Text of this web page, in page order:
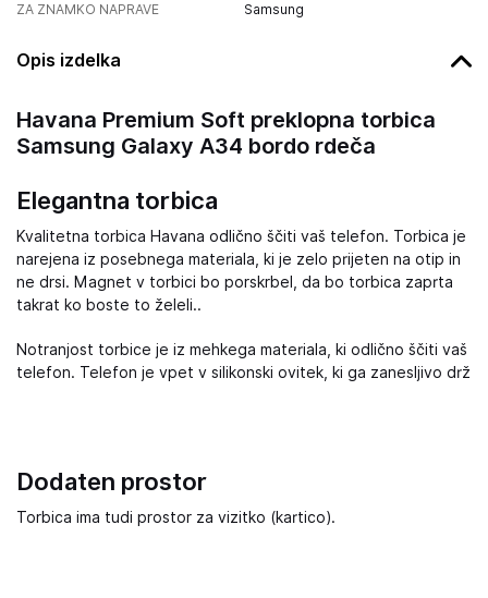
ZA ZNAMKO NAPRAVE Samsung
Opis izdelka
Havana Premium Soft preklopna torbica
Samsung Galaxy A34 bordo rdeča
Elegantna torbica
Kvalitetna torbica Havana odlično ščiti vaš telefon. Torbica je
narejena iz posebnega materiala, ki je zelo prijeten na otip in
ne drsi. Magnet v torbici bo porskrbel, da bo torbica zaprta
takrat ko boste to želeli..
Notranjost torbice je iz mehkega materiala, ki odlično ščiti vaš
telefon. Telefon je vpet v silikonski ovitek, ki ga zanesljivo drž
Dodaten prostor
Torbica ima tudi prostor za vizitko (kartico).